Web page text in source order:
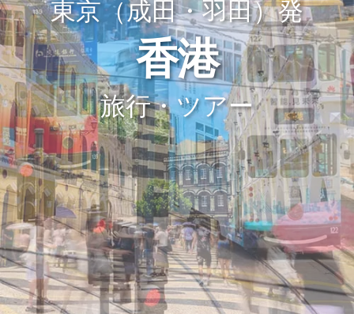
東京（成田・羽田）発
香港
旅行・ツアー